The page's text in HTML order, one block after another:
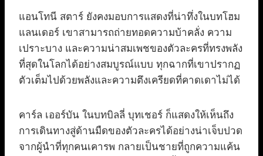
แอนโทนี สตาร์ ยังคงมอบการแสดงที่น่าทึ่งในบทโฮม
แลนเดอร์ เขาสามารถถ่ายทอดความบ้าคลั่ง ความ
เปราะบาง และความน่าสมเพชของตัวละครที่ทรงพลัง
ที่สุดในโลกได้อย่างสมบูรณ์แบบ ทุกฉากที่เขาปรากฏ
ตัวเต็มไปด้วยพลังและความตึงเครียดที่คาดเดาไม่ได้
คาร์ล เออร์บัน ในบทบิลลี่ บุทเชอร์ ก็แสดงให้เห็นถึง
การเดินทางสู่ด้านมืดของตัวละครได้อย่างน่าเจ็บปวด
จากผู้นำที่ทุกคนเคารพ กลายเป็นชายที่ถูกความแค้น